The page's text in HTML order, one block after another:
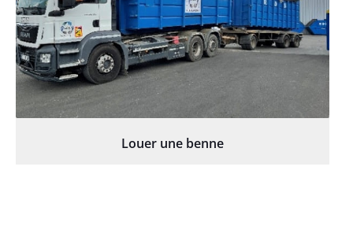
Louer une benne